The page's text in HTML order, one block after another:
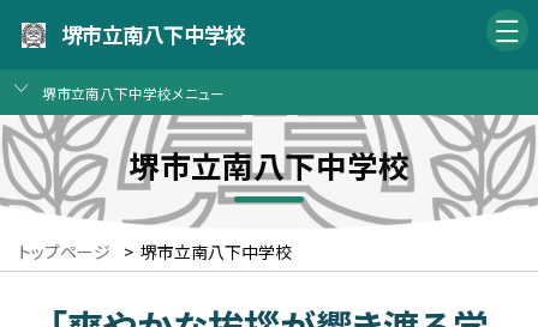
堺市立南八下中学校
堺市立南八下中学校メニュー
堺市立南八下中学校
トップページ > 堺市立南八下中学校